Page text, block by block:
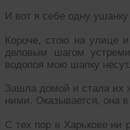
И вот я себе одну
Короче, стою на улице
деловым шагом
водопоя мою шапку
Зашла домой и стала их
ними. Оказывается, она
С тех пор в Харькове ни